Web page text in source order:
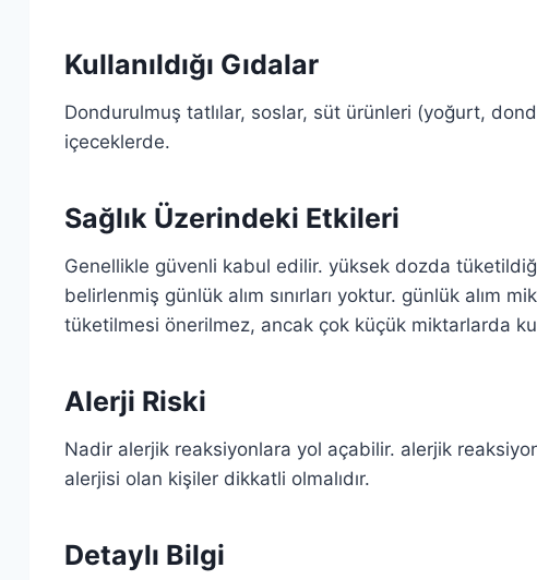
Kullanıldığı Gıdalar
Dondurulmuş tatlılar, soslar, süt ürünleri (yoğurt,
içeceklerde.
Sağlık Üzerindeki Etkileri
Genellikle güvenli kabul edilir. yüksek dozda
belirlenmiş günlük alım sınırları yoktur. günlük alım
tüketilmesi önerilmez, ancak çok küçük miktarlarda
Alerji Riski
Nadir alerjik reaksiyonlara yol açabilir. alerjik
alerjisi olan kişiler dikkatli olmalıdır.
Detaylı Bilgi